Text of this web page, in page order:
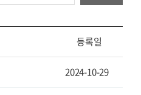
등록일
2024-10-29